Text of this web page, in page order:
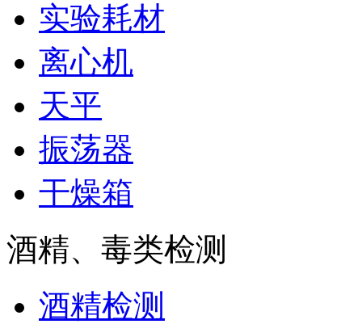
实验耗材
离心机
天平
振荡器
干燥箱
酒精、毒类检测
酒精检测